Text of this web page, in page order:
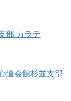
部 カラテ
道会館杉並支部